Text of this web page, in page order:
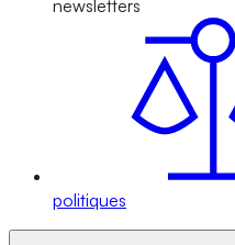
newsletters
politiques